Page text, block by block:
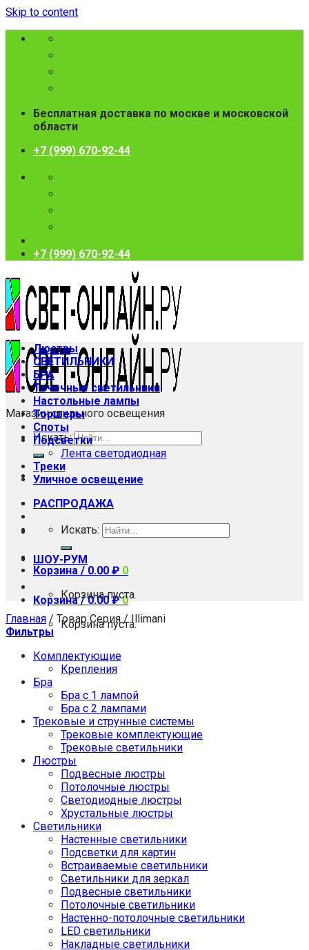
Skip to content
Бесплатная доставка по москве и московской
области
+7 (999) 670-92-44
+7 (999) 670-92-44
Магазин стильного освещения
Искать:
РАСПРОДАЖА
ШОУ-РУМ
Корзина /0.00₽ 0
Корзина пуста.
Люстры
СВЕТИЛЬНИКИ
БРА
Точечные светильники
Настольные лампы
Торшеры
Споты
Подсветки
Лента светодиодная
Треки
Уличное освещение
Искать:
Корзина / 0.00 ₽ 0
Корзина пуста.
Главная / Товар Серия/Illimani
Фильтры
Комплектующие
Крепления
Бра
Бра с 1 лампой
Бра с 2 лампами
Трековые и струнные системы
Трековые комплектующие
Трековые светильники
Люстры
Подвесные люстры
Потолочные люстры
Светодиодные люстры
Хрустальные люстры
Светильники
Настенные светильники
Подсветки для картин
Встраиваемые светильники
Светильники для зеркал
Подвесные светильники
Потолочные светильники
Настенно-потолочные светильники
LED светильники
Накладные светильники